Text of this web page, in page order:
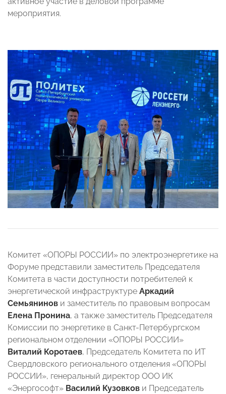
мероприятия.
Комитет «ОПОРЫ РОССИИ» по электроэнергетике на
Форуме представили заместитель Председателя
Комитета в части доступности потребителей к
энергетической инфраструктуре Аркадий
Семьянинов и заместитель по правовым вопросам
Елена Пронина, а также заместитель Председателя
Комиссии по энергетике в Санкт-Петербургском
региональном отделении «ОПОРЫ РОССИИ»
Виталий Коротаев, Председатель Комитета по ИТ
Свердловского регионального отделения «ОПОРЫ
РОССИИ», генеральный директор ООО ИК
«Энергософт» Василий Кузовков и Председатель